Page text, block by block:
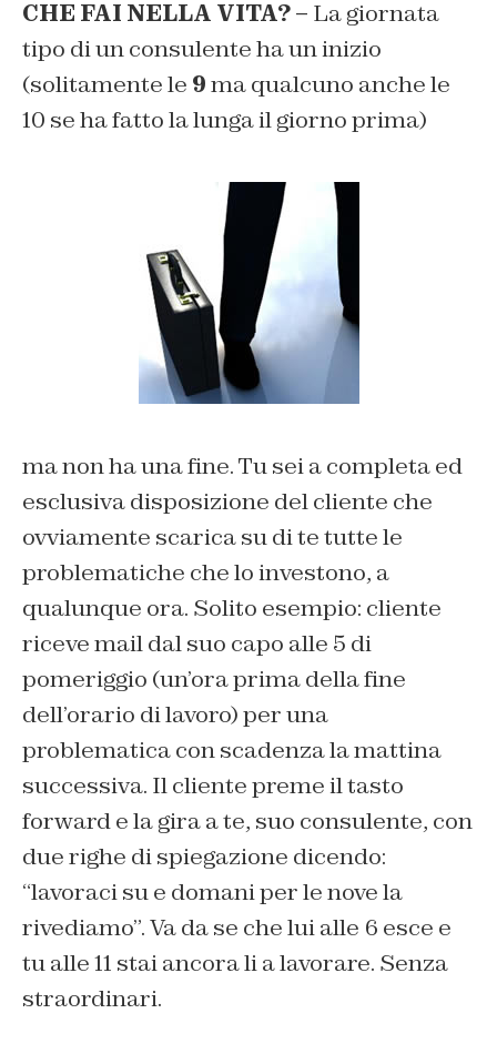
CHE FAI NELLA VITA? – La giornata
tipo di un consulente ha un inizio
(solitamente le 9ma qualcuno anche le
10 se ha fatto la lunga il giorno prima)
ma non ha una fine. Tu sei a completa ed
esclusiva disposizione del cliente che
ovviamente scarica su di te tutte le
problematiche che lo investono, a
qualunque ora. Solito esempio: cliente
riceve mail dal suo capo alle 5 di
pomeriggio (un’ora prima della fine
dell’orario di lavoro) per una
problematica con scadenza la mattina
successiva. Il cliente preme il tasto
forward e la gira a te, suo consulente, con
due righe di spiegazione dicendo:
“lavoraci su e domani per le nove la
rivediamo”.Va da se che lui alle 6 esce e
tu alle 11 stai ancora li a lavorare. Senza
straordinari.